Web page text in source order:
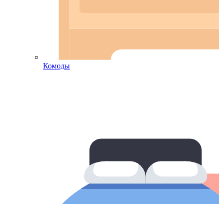
Комоды